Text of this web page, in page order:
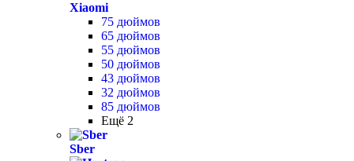
Xiaomi
75 дюймов
65 дюймов
55 дюймов
50 дюймов
43 дюймов
32 дюймов
85 дюймов
Ещё 2
Sber